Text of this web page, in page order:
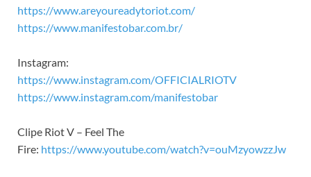
https://www.areyoureadytoriot.com/
https://www.manifestobar.com.br/
Instagram:
https://www.instagram.com/OFFICIALRIOTV
https://www.instagram.com/manifestobar
Clipe Riot V – Feel The
Fire: https://www.youtube.com/watch?v=ouMzyowzzJw